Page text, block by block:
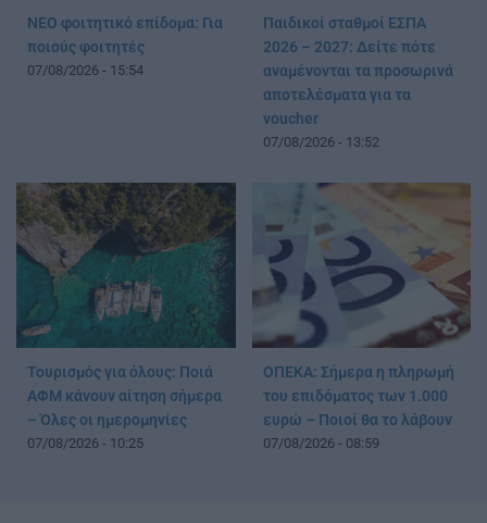
ΝΕΟ φοιτητικό επίδομα: Για
ποιούς φοιτητές
07/08/2026 - 15:54
Παιδικοί σταθμοί ΕΣΠΑ
2026 – 2027: Δείτε πότε
αναμένονται τα προσωρινά
αποτελέσματα για τα
voucher
07/08/2026 - 13:52
Τουρισμός για όλους: Ποιά
ΑΦΜ κάνουν αίτηση σήμερα
– Όλες οι ημερομηνίες
07/08/2026 - 10:25
ΟΠΕΚΑ: Σήμερα η πληρωμή
του επιδόματος των 1.000
ευρώ – Ποιοί θα το λάβουν
07/08/2026 - 08:59